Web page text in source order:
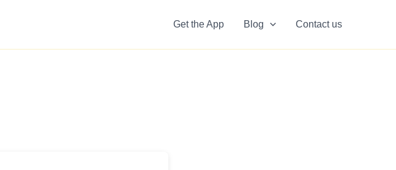
Get the App Blog Contact us